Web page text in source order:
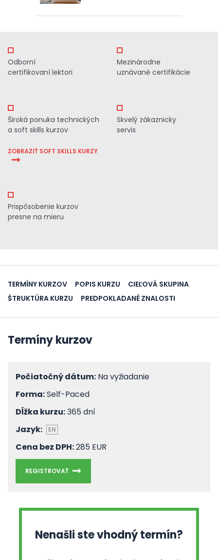
Odborní
certifikovaní lektori
Mezinárodne
uznávané certifikácie
Široká ponuka technických
a soft skills kurzov
ZOBRAZIŤ SOFT SKILLS KURZY
Skvelý zákaznicky
servis
Prispôsobenie kurzov
presne na mieru
TERMÍNY KURZOV POPIS KURZU
CIEĽOVÁ SKUPINA
ŠTRUKTÚRA KURZU
PREDPOKLADANÉ ZNALOSTI
Termíny kurzov
Počiatočný dátum: Na vyžiadanie
Forma:Self-Paced
Dĺžka kurzu:365 dní
Jazyk:
EN
Cena bez DPH:285 EUR
REGISTROVAŤ
Nenašli ste vhodný termín?